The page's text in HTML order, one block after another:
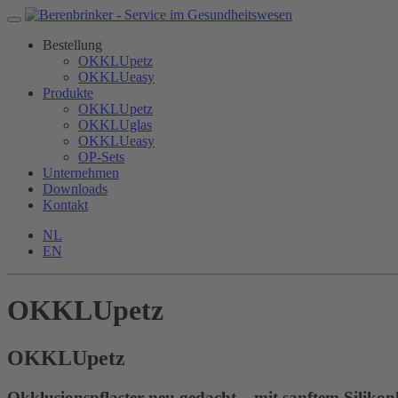
Bestellung
OKKLUpetz
OKKLUeasy
Produkte
OKKLUpetz
OKKLUglas
OKKLUeasy
OP-Sets
Unternehmen
Downloads
Kontakt
NL
EN
OKKLUpetz
OKKLUpetz